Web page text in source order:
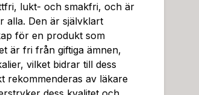
lukt- och smakfri, och är
alla. Den är självklart
för en produkt som
är fri från giftiga ämnen,
vilket bidrar till dess
rekommenderas av läkare